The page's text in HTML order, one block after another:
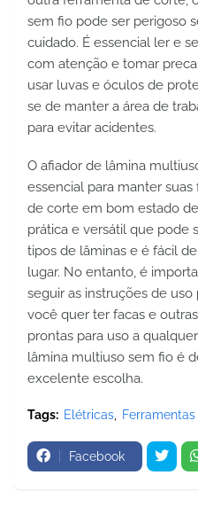
sem fio pode ser perigoso
cuidado. É essencial ler e
com atenção e tomar
usar luvas e óculos de
se de manter a área de
para evitar acidentes.
O afiador de lâmina
essencial para manter
de corte em bom estado
prática e versátil que pode
tipos de lâminas e é fácil
lugar. No entanto, é
seguir as instruções de uso
você quer ter facas e
prontas para uso a
lâmina multiuso sem fio é
excelente escolha.
Tags: Elétricas Ferramentas
Facebook